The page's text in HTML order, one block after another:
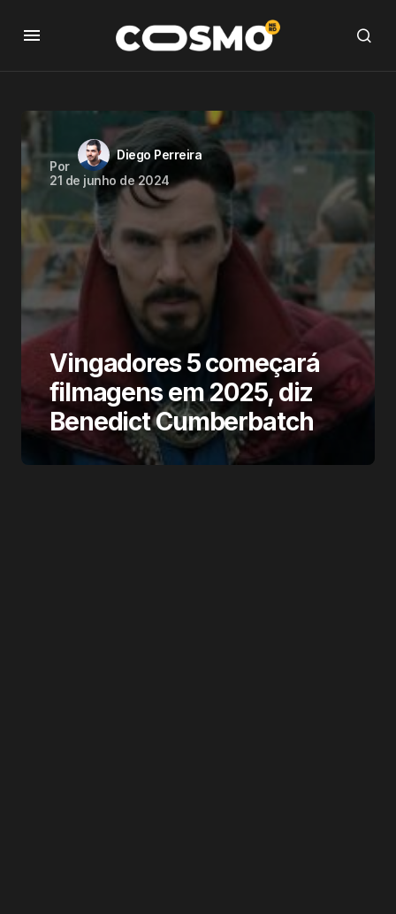
Por
Diego Perreira
21 de junho de 2024
Vingadores 5 começará
filmagens em 2025, diz
Benedict Cumberbatch